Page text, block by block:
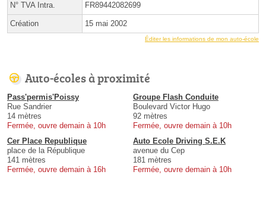
N° TVA Intra. FR89442082699
Création 15 mai 2002
Éditer les informations de mon auto-école
Auto-écoles à proximité
Pass'permis'Poissy
Rue Sandrier
14 mètres
Fermée, ouvre demain à 10h
Groupe Flash Conduite
Boulevard Victor Hugo
92 mètres
Fermée, ouvre demain à 10h
Cer Place Republique
place de la République
141 mètres
Fermée, ouvre demain à 16h
Auto Ecole Driving S.E.K
avenue du Cep
181 mètres
Fermée, ouvre demain à 10h